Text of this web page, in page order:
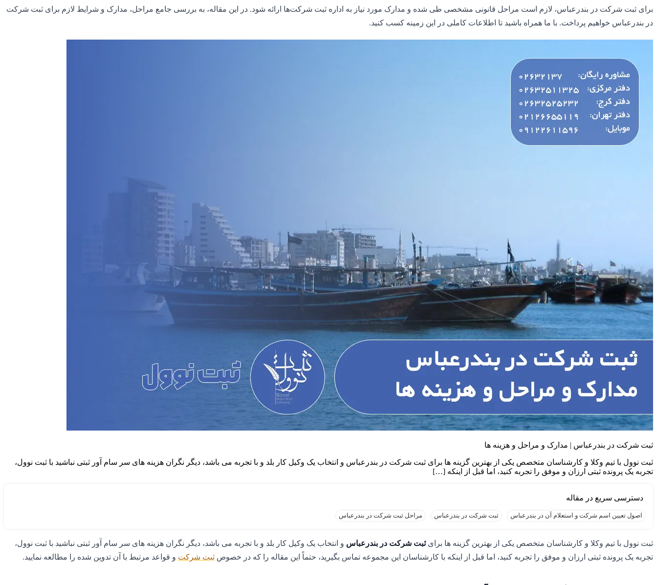
برای ثبت شرکت در بندرعباس، لازم است مراحل قانونی مشخصی طی شده و مدارک مورد نیاز به اداره ثبت شرکت‌ها ارائه شود. در این مقاله، به بررسی جامع مراحل، مدارک و شرایط لازم برای ثبت شرکت
در بندرعباس خواهیم پرداخت. با ما همراه باشید تا اطلاعات کاملی در این زمینه کسب کنید.
ثبت شرکت در بندرعباس | مدارک و مراحل و هزینه ها
ثبت نوول با تیم وکلا و کارشناسان متخصص یکی از بهترین گزینه ها برای ثبت شرکت در بندرعباس و انتخاب یک وکیل کار بلد و با تجربه می باشد، دیگر نگران هزینه های سر سام آور ثبتی نباشید با ثبت نوول،
تجربه یک پرونده ثبتی ارزان و موفق را تجربه کنید، اما قبل از اینکه […]
اصول تعیین اسم شرکت و استعلام آن در بندرعباس ثبت شرکت در بندرعباس مراحل ثبت شرکت در بندرعباس
ثبت نوول با تیم وکلا و کارشناسان متخصص یکی از بهترین گزینه ها برایثبت شرکت در بندرعباس و انتخاب یک وکیل کار بلد و با تجربه می باشد، دیگر نگران هزینه های سر سام آور ثبتی نباشید با ثبت نوول،
تجربه یک پرونده ثبتی ارزان و موفق را تجربه کنید، اما قبل از اینکه با کارشناسان این مجموعه تماس بگیرید، حتماً این مقاله را که در خصوص ثبت شرکت و قواعد مرتبط با آن تدوین شده را مطالعه نمایید.